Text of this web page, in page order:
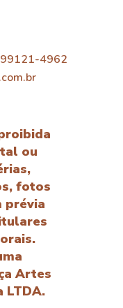
4962
ou
fotos
prévia
Artes
LTDA.